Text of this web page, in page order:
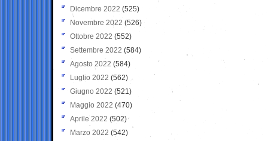
Dicembre 2022 (525)
Novembre 2022 (526)
Ottobre 2022 (552)
Settembre 2022 (584)
Agosto 2022 (584)
Luglio 2022 (562)
Giugno 2022 (521)
Maggio 2022 (470)
Aprile 2022 (502)
Marzo 2022 (542)